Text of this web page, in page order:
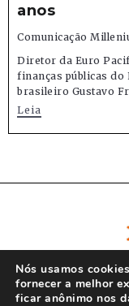
anos
Comunicação
Diretor da Euro
finanças públicas do
brasileiro Gustavo
Leia
Nós usamos
fornecer a melhor
ficar anônimo nos